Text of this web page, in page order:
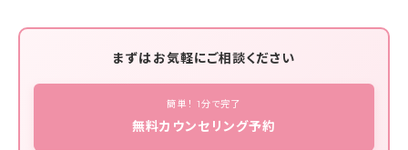
まずはお気軽にご相談ください
簡単！ 1分で完了
無料カウンセリング予約